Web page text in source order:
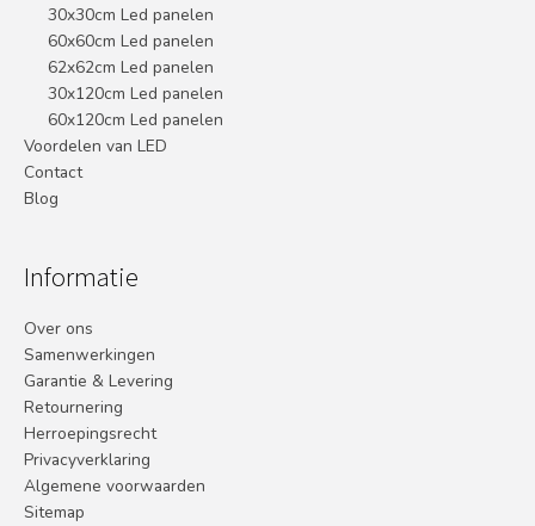
30x30cm Led panelen
60x60cm Led panelen
62x62cm Led panelen
30x120cm Led panelen
60x120cm Led panelen
Voordelen van LED
Contact
Blog
Informatie
Over ons
Samenwerkingen
Garantie & Levering
Retournering
Herroepingsrecht
Privacyverklaring
Algemene voorwaarden
Sitemap